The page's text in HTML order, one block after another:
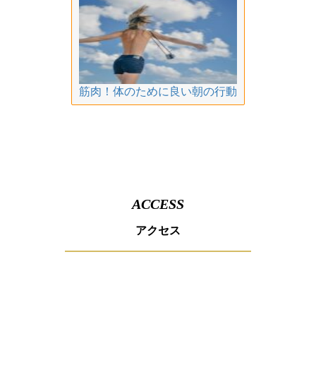
筋肉！体のために良い朝の行動
ACCESS
アクセス